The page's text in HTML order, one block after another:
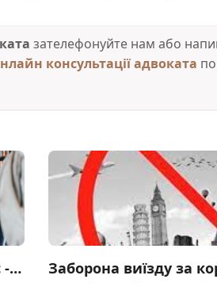
зателефонуйте нам або
консультації адвоката
Оскарження довідки ЄДЕБО (запис - НІ, порушує) Заборона виїзду за